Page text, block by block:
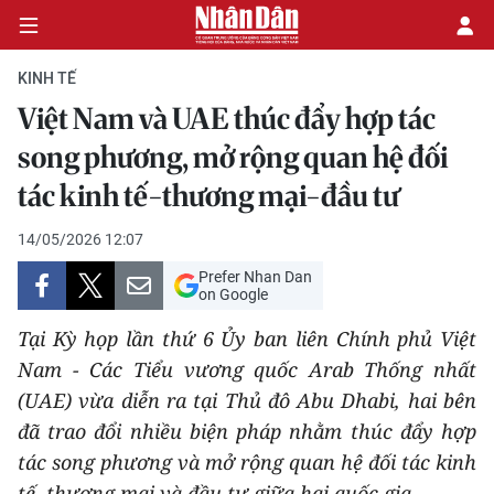
CHÍNH TRỊ
KINH TẾ
VĂN HÓA
XÃ HỘI
PHÁP LUẬT
DU LỊCH
THẾ GIỚI
KINH TẾ
Việt Nam và UAE thúc đẩy hợp tác
song phương, mở rộng quan hệ đối
tác kinh tế-thương mại-đầu tư
14/05/2026 12:07
Prefer Nhan Dan
on Google
Tại Kỳ họp lần thứ 6 Ủy ban liên Chính phủ Việt
Nam - Các Tiểu vương quốc Arab Thống nhất
(UAE) vừa diễn ra tại Thủ đô Abu Dhabi, hai bên
đã trao đổi nhiều biện pháp nhằm thúc đẩy hợp
tác song phương và mở rộng quan hệ đối tác kinh